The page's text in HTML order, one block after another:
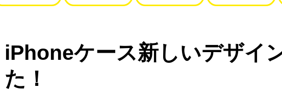
iPhoneケース新しいデザイ
た！